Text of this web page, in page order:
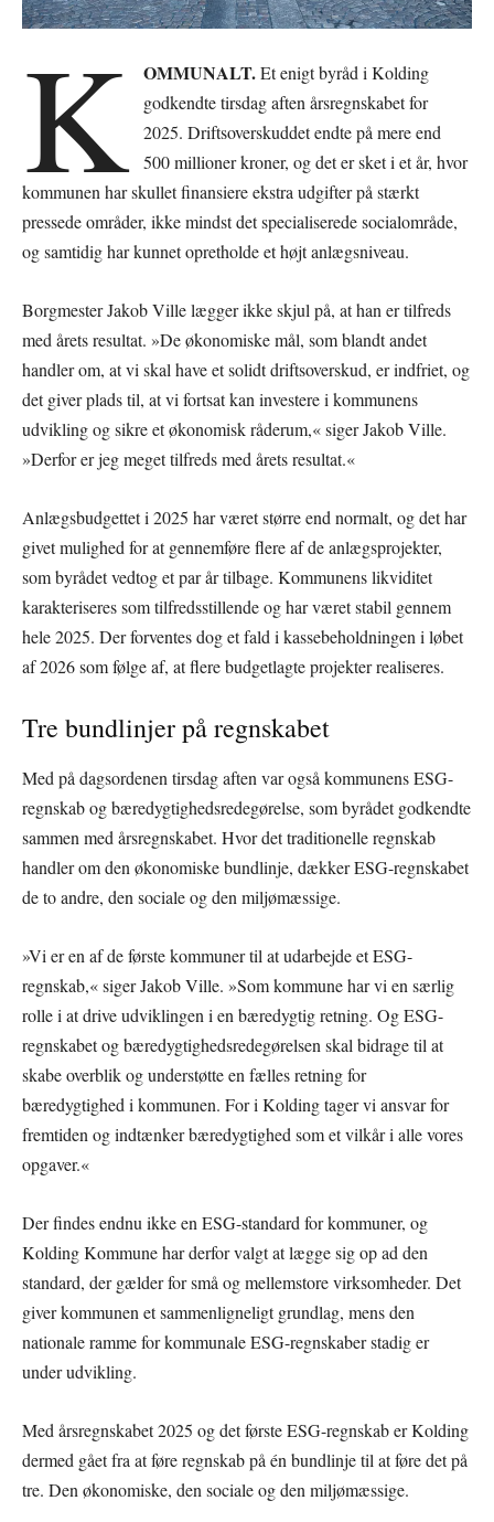
K OMMUNALT.Et enigt byråd i Kolding
godkendte tirsdag aften årsregnskabet for
2025. Driftsoverskuddet endte på mere end
500 millioner kroner, og det er sket i et år, hvor
kommunen har skullet finansiere ekstra udgifter på stærkt
pressede områder, ikke mindst det specialiserede socialområde,
og samtidig har kunnet opretholde et højt anlægsniveau.
Borgmester Jakob Ville lægger ikke skjul på, at han er tilfreds
med årets resultat. »De økonomiske mål, som blandt andet
handler om, at vi skal have et solidt driftsoverskud, er indfriet, og
det giver plads til, at vi fortsat kan investere i kommunens
udvikling og sikre et økonomisk råderum,« siger Jakob Ville.
»Derfor er jeg meget tilfreds med årets resultat.«
Anlægsbudgettet i 2025 har været større end normalt, og det har
givet mulighed for at gennemføre flere af de anlægsprojekter,
som byrådet vedtog et par år tilbage. Kommunens likviditet
karakteriseres som tilfredsstillende og har været stabil gennem
hele 2025. Der forventes dog et fald i kassebeholdningen i løbet
af 2026 som følge af, at flere budgetlagte projekter realiseres.
Tre bundlinjer på regnskabet
Med på dagsordenen tirsdag aften var også kommunens ESG-
regnskab og bæredygtighedsredegørelse, som byrådet godkendte
sammen med årsregnskabet. Hvor det traditionelle regnskab
handler om den økonomiske bundlinje, dækker ESG-regnskabet
de to andre, den sociale og den miljømæssige.
»Vi er en af de første kommuner til at udarbejde et ESG-
regnskab,« siger Jakob Ville. »Som kommune har vi en særlig
rolle i at drive udviklingen i en bæredygtig retning. Og ESG-
regnskabet og bæredygtighedsredegørelsen skal bidrage til at
skabe overblik og understøtte en fælles retning for
bæredygtighed i kommunen. For i Kolding tager vi ansvar for
fremtiden og indtænker bæredygtighed som et vilkår i alle vores
opgaver.«
Der findes endnu ikke en ESG-standard for kommuner, og
Kolding Kommune har derfor valgt at lægge sig op ad den
standard, der gælder for små og mellemstore virksomheder. Det
giver kommunen et sammenligneligt grundlag, mens den
nationale ramme for kommunale ESG-regnskaber stadig er
under udvikling.
Med årsregnskabet 2025 og det første ESG-regnskab er Kolding
dermed gået fra at føre regnskab på én bundlinje til at føre det på
tre. Den økonomiske, den sociale og den miljømæssige.